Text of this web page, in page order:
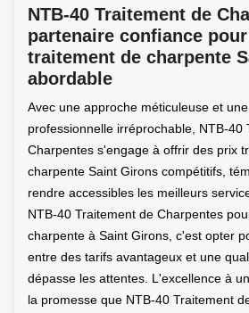
NTB-40 Traitement de
partenaire confiance
traitement de charpente
abordable
Avec une approche méticuleuse et
professionnelle irréprochable, NTB-40
Charpentes s'engage à offrir des prix
charpente Saint Girons compétitifs,
rendre accessibles les meilleurs
NTB-40 Traitement de Charpentes
charpente à Saint Girons, c'est opter
entre des tarifs avantageux et une
dépasse les attentes. L'excellence à
la promesse que NTB-40 Traitement